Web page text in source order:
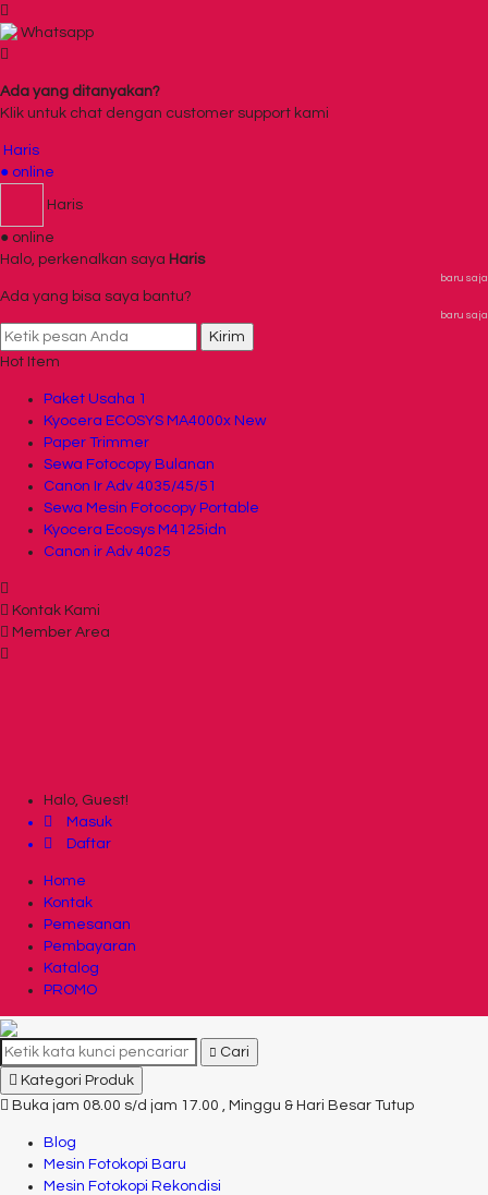
Whatsapp
Ada yang ditanyakan?
Klik untuk chat dengan customer support kami
Haris
● online
Haris
● online
Halo, perkenalkan saya Haris
baru saja
Ada yang bisa saya bantu?
baru saja
Kirim
Hot Item
Paket Usaha 1
Kyocera ECOSYS MA4000x New
Paper Trimmer
Sewa Fotocopy Bulanan
Canon Ir Adv 4035/45/51
Sewa Mesin Fotocopy Portable
Kyocera Ecosys M4125idn
Canon ir Adv 4025
Kontak Kami
Member Area
Halo, Guest!
Masuk
Daftar
Home
Kontak
Pemesanan
Pembayaran
Katalog
PROMO
Cari
Kategori Produk
Buka jam 08.00 s/d jam 17.00 , Minggu & Hari Besar Tutup
Blog
Mesin Fotokopi Baru
Mesin Fotokopi Rekondisi